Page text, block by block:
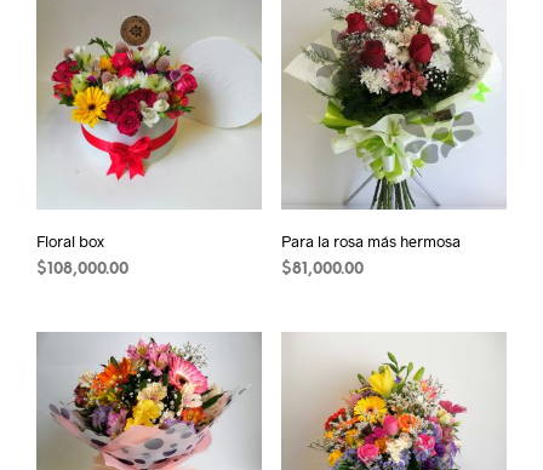
Floral box
$108,000.00
Para la rosa más hermosa
$81,000.00